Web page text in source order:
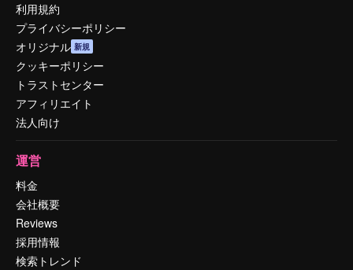
利用規約
プライバシーポリシー
オリジナル 新規
クッキーポリシー
トラストセンター
アフィリエイト
法人向け
運営
料金
会社概要
Reviews
採用情報
検索トレンド